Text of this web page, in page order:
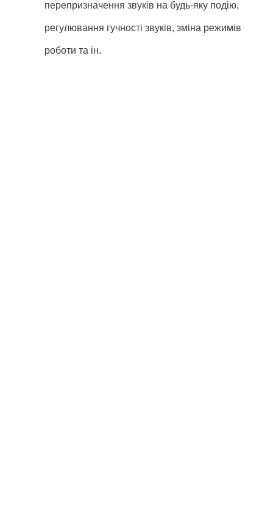
перепризначення звуків на будь-яку подію,
регулювання гучності звуків, зміна режимів
роботи та ін.